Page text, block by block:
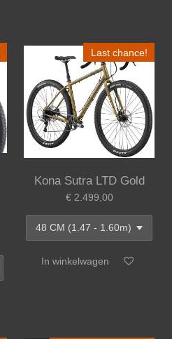
Last chance!
Kona Sutra LTD Gold
€ 2.499,00
In winkelwagen